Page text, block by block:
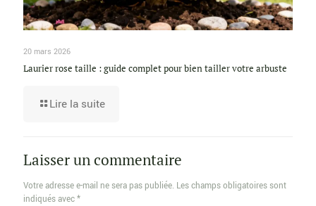
20 mars 2026
Laurier rose taille : guide complet pour bien tailler votre arbuste
Lire la suite
Laisser un commentaire
Votre adresse e-mail ne sera pas publiée. Les champs obligatoires sont
indiqués avec*